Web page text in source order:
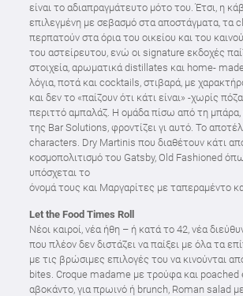
είναι το αδιαπραγμάτευτο μότο του. Έτσι, η
επιλεγμένη με σεβασμό στα αποστάγματα, τα
περπατούν στα όρια του οικείου και του
του αστείρευτου, ενώ οι signature εκδοχές
στοιχεία, αρωματικά distillates και home-
λόγια, ποτά και cocktails, στιβαρά, με
και δεν το «παίζουν ότι κάτι είναι» -χωρίς
περιττό αμπαλάζ. Η ομάδα πίσω από τη μπάρα,
της Bar Solutions, φροντίζει γι αυτό. Το
characters. Dry Martinis που διαθέτουν κάτι
κοσμοπολιτισμό του Gatsby, Old Fashioned
υπόσχεται το
όνομά τους και Μαργαρίτες με ταπεραμέντο
Let the Food Times Roll
Νέοι καιροί, νέα ήθη – ή κατά το 42, νέα
που πλέον δεν διστάζει να παίξει με όλα τα
με τις βρώσιμες επιλογές του να κινούνται
bites. Croque madame με τρούφα και poached
αβοκάντο, για πρωινό ή brunch, Roman salad